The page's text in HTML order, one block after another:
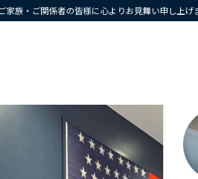
族・ご関係者の皆様に心よりお見舞い申し上